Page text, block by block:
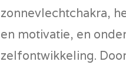
zonnevlechtchakra,
en motivatie, en
zelfontwikkeling.